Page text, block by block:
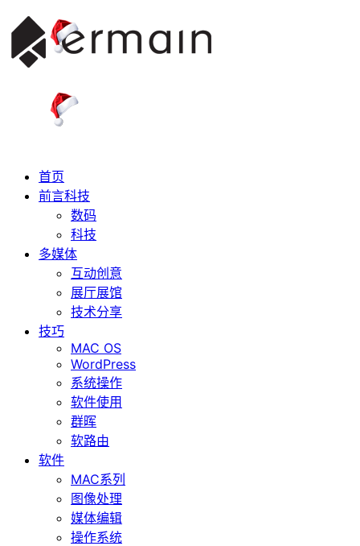
首页
前言科技
数码
科技
多媒体
互动创意
展厅展馆
技术分享
技巧
MAC OS
WordPress
系统操作
软件使用
群晖
软路由
软件
MAC系列
图像处理
媒体编辑
操作系统